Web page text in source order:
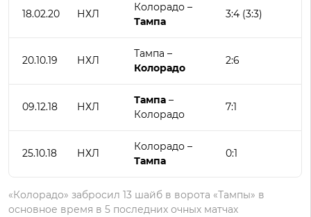
18.02.20 НХЛ
Колорадо –
Тампа
3:4 (3:3)
20.10.19 НХЛ
Тампа –
Колорадо
2:6
09.12.18 НХЛ
Тампа –
Колорадо
7:1
25.10.18 НХЛ
Колорадо –
Тампа
0:1
«Колорадо» забросил 13 шайб в ворота «Тампы» в
основное время в 5 последних очных матчах